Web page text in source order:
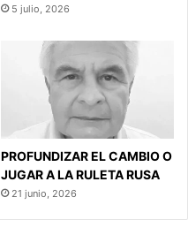
5 julio, 2026
PROFUNDIZAR EL CAMBIO O
JUGAR A LA RULETA RUSA
21 junio, 2026